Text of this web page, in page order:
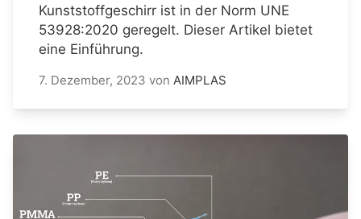
Kunststoffgeschirr ist in der Norm UNE
53928:2020 geregelt. Dieser Artikel bietet
eine Einführung.
7. Dezember, 2023 von AIMPLAS